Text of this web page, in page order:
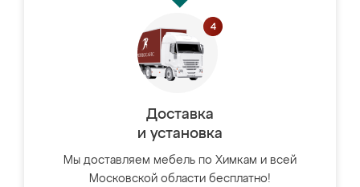
Доставка
и установка
Мы доставляем мебель по Химкам и всей
Московской области бесплатно!